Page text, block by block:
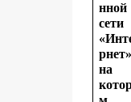
нной
сети
на